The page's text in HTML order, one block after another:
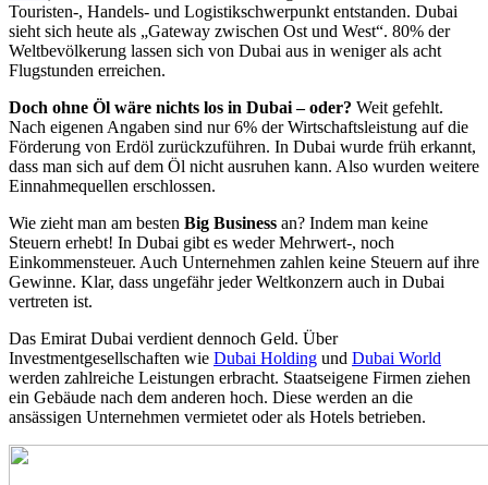
Touristen-, Handels- und Logistikschwerpunkt entstanden. Dubai
sieht sich heute als „Gateway zwischen Ost und West“. 80% der
Weltbevölkerung lassen sich von Dubai aus in weniger als acht
Flugstunden erreichen.
Doch ohne Öl wäre nichts los in Dubai – oder? Weit gefehlt.
Nach eigenen Angaben sind nur 6% der Wirtschaftsleistung auf die
Förderung von Erdöl zurückzuführen. In Dubai wurde früh erkannt,
dass man sich auf dem Öl nicht ausruhen kann. Also wurden weitere
Einnahmequellen erschlossen.
Wie zieht man am besten Big Business an? Indem man keine
Steuern erhebt! In Dubai gibt es weder Mehrwert-, noch
Einkommensteuer. Auch Unternehmen zahlen keine Steuern auf ihre
Gewinne. Klar, dass ungefähr jeder Weltkonzern auch in Dubai
vertreten ist.
Das Emirat Dubai verdient dennoch Geld. Über
Investmentgesellschaften wie Dubai Holding und Dubai World
werden zahlreiche Leistungen erbracht. Staatseigene Firmen ziehen
ein Gebäude nach dem anderen hoch. Diese werden an die
ansässigen Unternehmen vermietet oder als Hotels betrieben.